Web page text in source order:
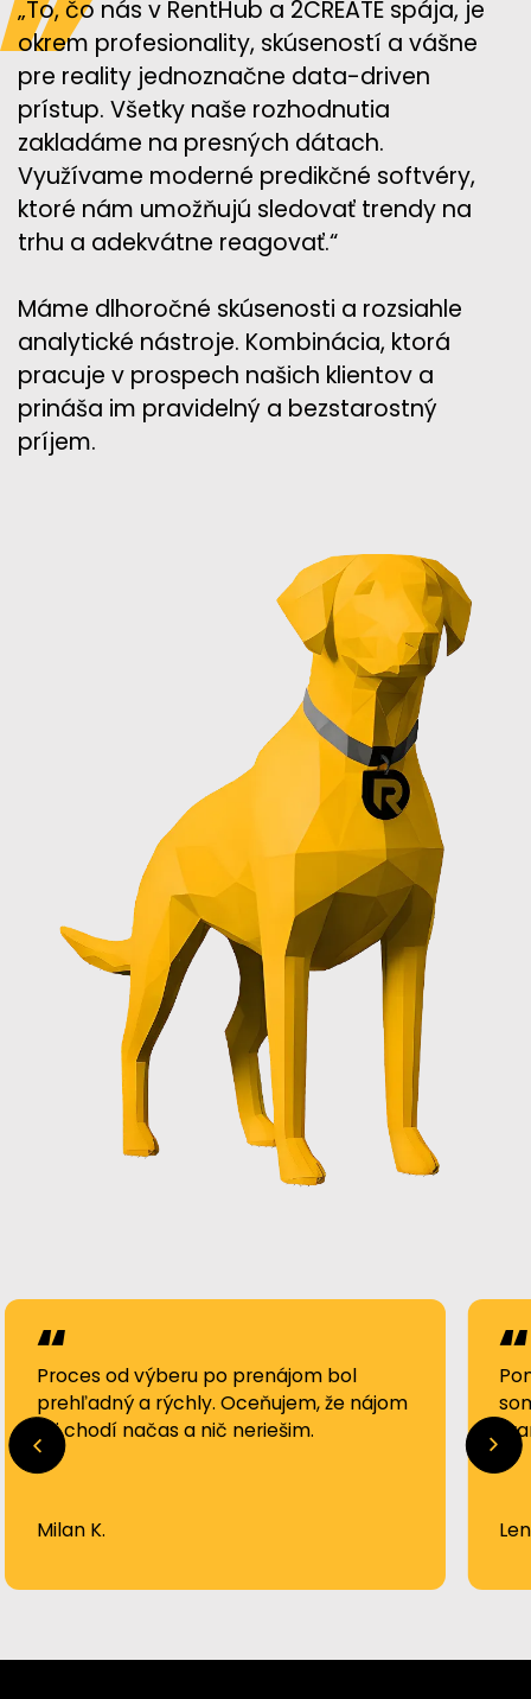
„To, čo nás v RentHub a 2CREATE spája, je
okrem profesionality, skúseností a vášne
pre reality jednoznačne data-driven
prístup. Všetky naše rozhodnutia
zakladáme na presných dátach.
Využívame moderné predikčné softvéry,
ktoré nám umožňujú sledovať trendy na
trhu a adekvátne reagovať.“
Máme dlhoročné skúsenosti a rozsiahle
analytické nástroje. Kombinácia, ktorá
pracuje v prospech našich klientov a
prináša im pravidelný a bezstarostný
príjem.
Proces od výberu po prenájom bol
prehľadný a rýchly. Oceňujem, že nájom
mi chodí načas a nič neriešim.
Milan K.